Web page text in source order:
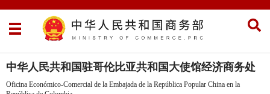
中华人民共和国驻哥伦比亚共和国大使馆经济商务处
Oficina Económico-Comercial de la Embajada de la República Popular China en la